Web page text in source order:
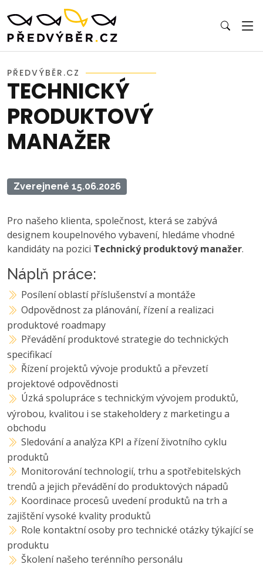
PŘEDVÝBĚR.CZ
TECHNICKÝ
PRODUKTOVÝ
MANAŽER
Zverejnené 15.06.2026
Pro našeho klienta, společnost, která se zabývá
designem koupelnového vybavení, hledáme vhodné
kandidáty na pozici Technický produktový manažer.
Náplň práce:
Posílení oblastí příslušenství a montáže
Odpovědnost za plánování, řízení a realizaci
produktové roadmapy
Převádění produktové strategie do technických
specifikací
Řízení projektů vývoje produktů a převzetí
projektové odpovědnosti
Úzká spolupráce s technickým vývojem produktů,
výrobou, kvalitou i se stakeholdery z marketingu a
obchodu
Sledování a analýza KPI a řízení životního cyklu
produktů
Monitorování technologií, trhu a spotřebitelských
trendů a jejich převádění do produktových nápadů
Koordinace procesů uvedení produktů na trh a
zajištění vysoké kvality produktů
Role kontaktní osoby pro technické otázky týkající se
produktu
Školení našeho terénního personálu